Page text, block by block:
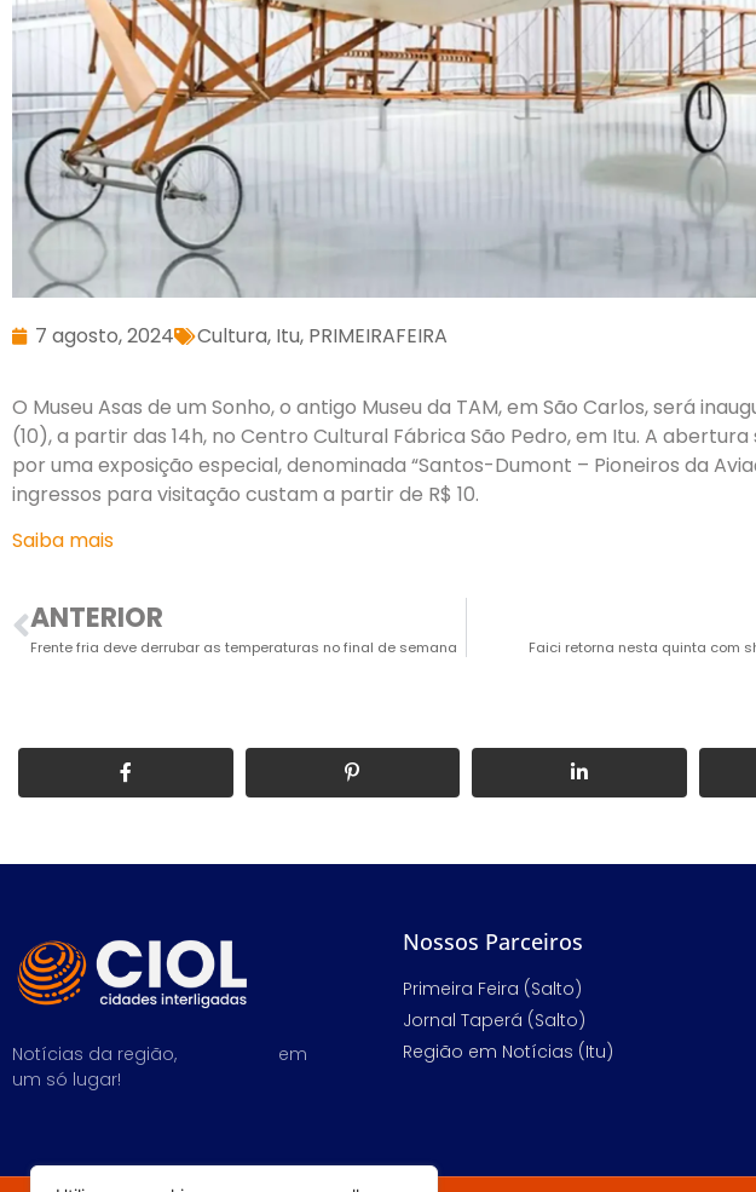
7 agosto, 2024 Cultura, Itu, PRIMEIRAFEIRA
O Museu Asas de um Sonho, o antigo Museu da TAM, em São Carlos, será
(10), a partir das 14h, no Centro Cultural Fábrica São Pedro, em Itu. A
por uma exposição especial, denominada “Santos-Dumont – Pioneiros da
ingressos para visitação custam a partir de R$ 10.
Saiba mais
ANTERIOR
Frente fria deve derrubar as temperaturas no final de semana Faici retorna nesta quinta com
Notícias da região, em
um só lugar!
Nossos Parceiros
Primeira Feira (Salto)
Jornal Taperá (Salto)
Região em Notícias (Itu)